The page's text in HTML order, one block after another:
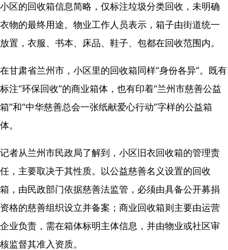
小区的回收箱信息简略，仅标注垃圾分类回收，未明确
衣物的最终用途。物业工作人员表示，箱子由街道统一
放置，衣服、书本、床品、鞋子、包都在回收范围内。
在甘肃省兰州市，小区里的回收箱同样“身份各异”。既有
标注“环保回收”的商业箱体，也有印着“兰州市慈善公益
箱”和“中华慈善总会一张纸献爱心行动”字样的公益箱
体。
记者从兰州市民政局了解到，小区旧衣回收箱的管理责
任，主要取决于其性质。以公益慈善名义设置的回收
箱，由民政部门依据慈善法监管，必须由具备公开募捐
资格的慈善组织设立并备案；商业回收箱则主要由运营
企业负责，需在箱体标明主体信息，并由物业或社区审
核监督其准入资质。